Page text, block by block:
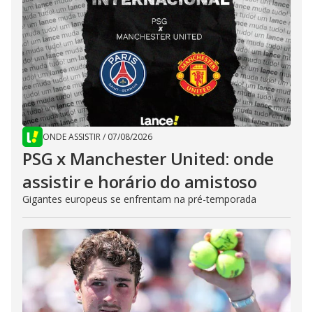
ONDE ASSISTIR/ 07/08/2026
PSG x Manchester United: onde
assistir e horário do amistoso
Gigantes europeus se enfrentam na pré-temporada